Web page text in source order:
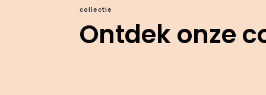
collectie
Ontdek onze